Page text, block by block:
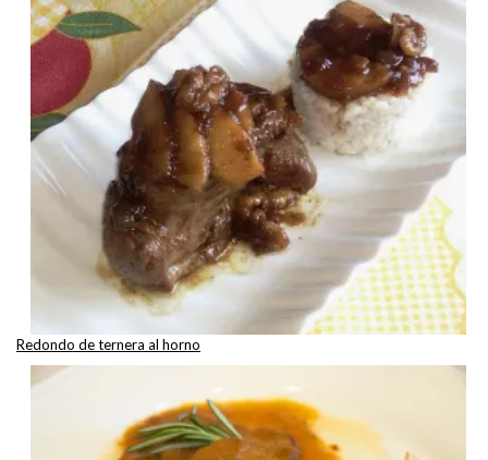
Redondo de ternera al horno